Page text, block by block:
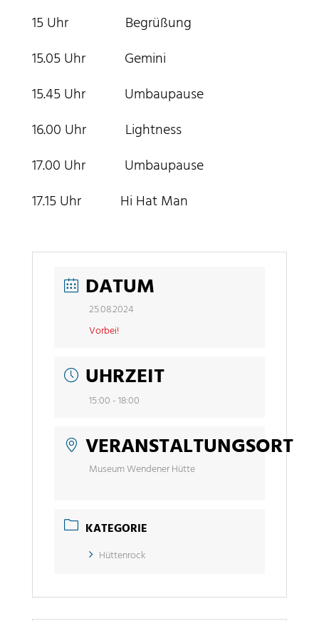
15 Uhr Begrüßung
15.05 Uhr Gemini
15.45 Uhr Umbaupause
16.00 Uhr Lightness
17.00 Uhr Umbaupause
17.15 Uhr Hi Hat Man
DATUM
25.08.2024
Vorbei!
UHRZEIT
15:00 - 18:00
VERANSTALTUNGSORT
Museum Wendener Hütte
KATEGORIE
Hüttenrock